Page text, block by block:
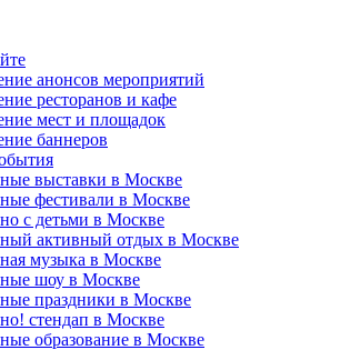
анонсов мероприятий
ресторанов и кафе
мест и площадок
баннеров
выставки в Москве
фестивали в Москве
с детьми в Москве
активный отдых в Москве
музыка в Москве
шоу в Москве
праздники в Москве
стендап в Москве
образование в Москве